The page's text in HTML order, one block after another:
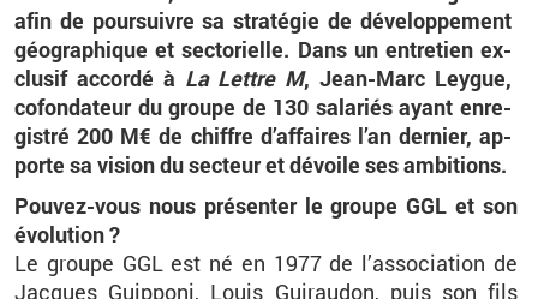
afin de pour­suivre sa stra­té­gie de dé­ve­lop­pe­ment
géo­gra­phique et sec­to­rielle. Dans un en­tre­tien ex­
clu­sif ac­cordé à La Lettre M, Jean-Marc Leygue,
co­fon­da­teur du groupe de 130 sa­la­riés ayant en­re­
gis­tré 200 M€ de chiffre d’af­faires l’an der­nier, ap­
porte sa vi­sion du sec­teur et dé­voile ses am­bi­tions.
Pou­vez-vous nous pré­sen­ter le groupe GGL et son
évo­lu­tion ?
Le groupe GGL est né en 1977 de l’as­so­cia­tion de
Jacques Guip­poni, Louis Gui­rau­don, puis son fils